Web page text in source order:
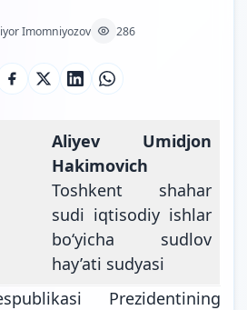
Imomniyozov 286
Aliyev Umidjon
Hakimovich
Toshkent shahar
sudi iqtisodiy ishlar
bo‘yicha sudlov
hay’ati sudyasi
Prezidentining